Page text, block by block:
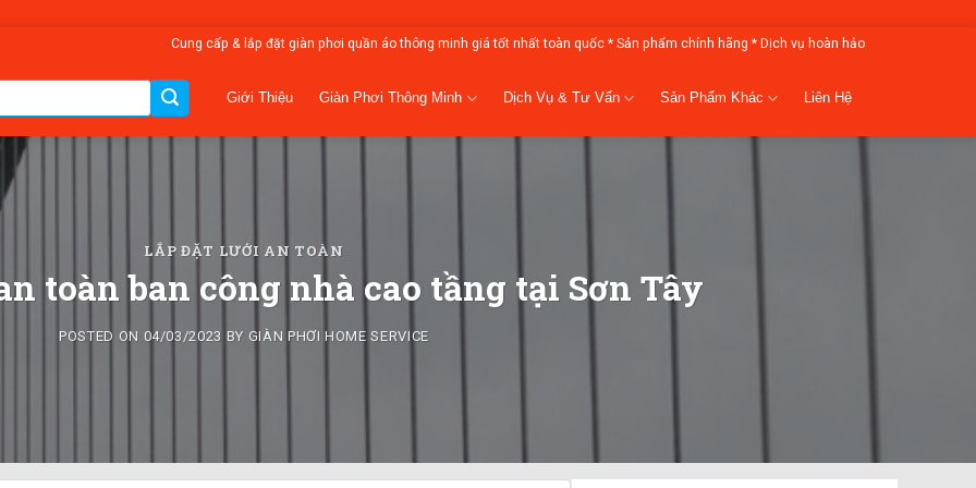
Cung cấp & lắp đặt giàn phơi quần áo thông minh giá tốt nhất toàn quốc * Sản phẩm chính hãng * Dịch vụ hoàn hảo
Giới Thiệu Giàn Phơi Thông Minh Dịch Vụ & Tư Vấn Sản Phẩm Khác Liên Hệ
LẮP ĐẶT LƯỚI AN TOÀN
toàn ban công nhà cao tầng tại Sơn Tây
POSTED ON 04/03/2023 BY GIÀN PHƠI HOME SERVICE